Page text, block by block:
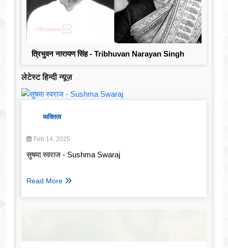
त्रिभुवन नारायण सिंह - Tribhuvan Narayan Singh
लेटेस्ट हिन्दी न्यूज़
व्यक्तित्व
Feb 14, 2025
सुषमा स्वराज - Sushma Swaraj
Read More